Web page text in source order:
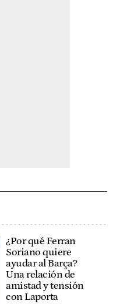
¿Por qué Ferran
Soriano quiere
ayudar al Barça?
Una relación de
amistad y tensión
con Laporta